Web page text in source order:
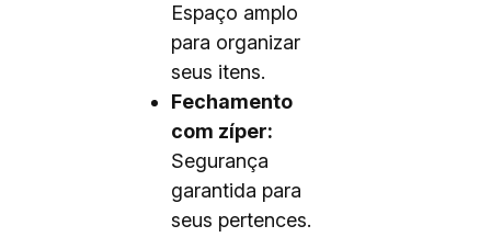
Espaço amplo
para organizar
seus itens.
Fechamento
com zíper:
Segurança
garantida para
seus pertences.